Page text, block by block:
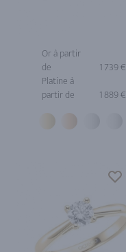
Or à partir
de
1 739 €
Platine à
partir de
1 889 €